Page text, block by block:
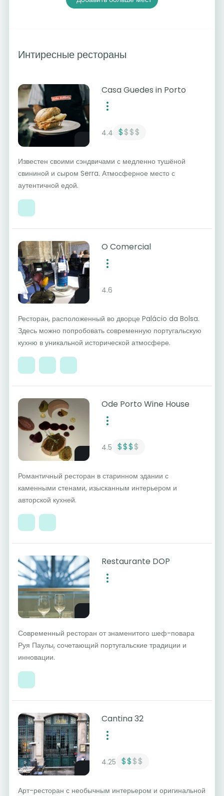
Интиресные рестораны
Casa Guedes in Porto
4.4 $$$$
Известен своими сэндвичами с медленно тушёной
свининой и сыром Serra. Атмосферное место с
аутентичной едой.
O Comercial
4.6
Ресторан, расположенный во дворце Palácio da Bolsa.
Здесь можно попробовать современную португальскую
кухню в уникальной исторической атмосфере.
Ode Porto Wine House
4.5 $$$$
Романтичный ресторан в старинном здании с
каменными стенами, изысканным интерьером и
авторской кухней.
Restaurante DOP
Современный ресторан от знаменитого шеф-повара
Руя Паулы, сочетающий португальские традиции и
инновации.
Cantina 32
4.25 $$$$
Арт-ресторан с необычным интерьером и оригинальной